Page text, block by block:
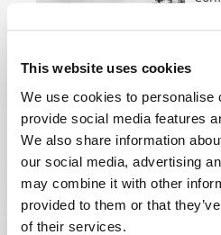
This website uses cookies
We use cookies to personalise
provide social media features
We also share information
our social media, advertising
may combine it with other
provided to them or that
of their services.
de
fut
fer les relierait aux deux
Québec et l’Ontario.